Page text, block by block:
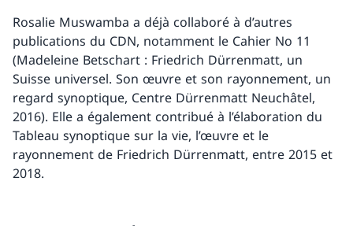
Rosalie Muswamba a déjà collaboré à d’autres
publications du CDN, notamment le Cahier No 11
(Madeleine Betschart : Friedrich Dürrenmatt, un
Suisse universel. Son œuvre et son rayonnement, un
regard synoptique, Centre Dürrenmatt Neuchâtel,
2016). Elle a également contribué à l’élaboration du
Tableau synoptique sur la vie, l’œuvre et le
rayonnement de Friedrich Dürrenmatt, entre 2015 et
2018.